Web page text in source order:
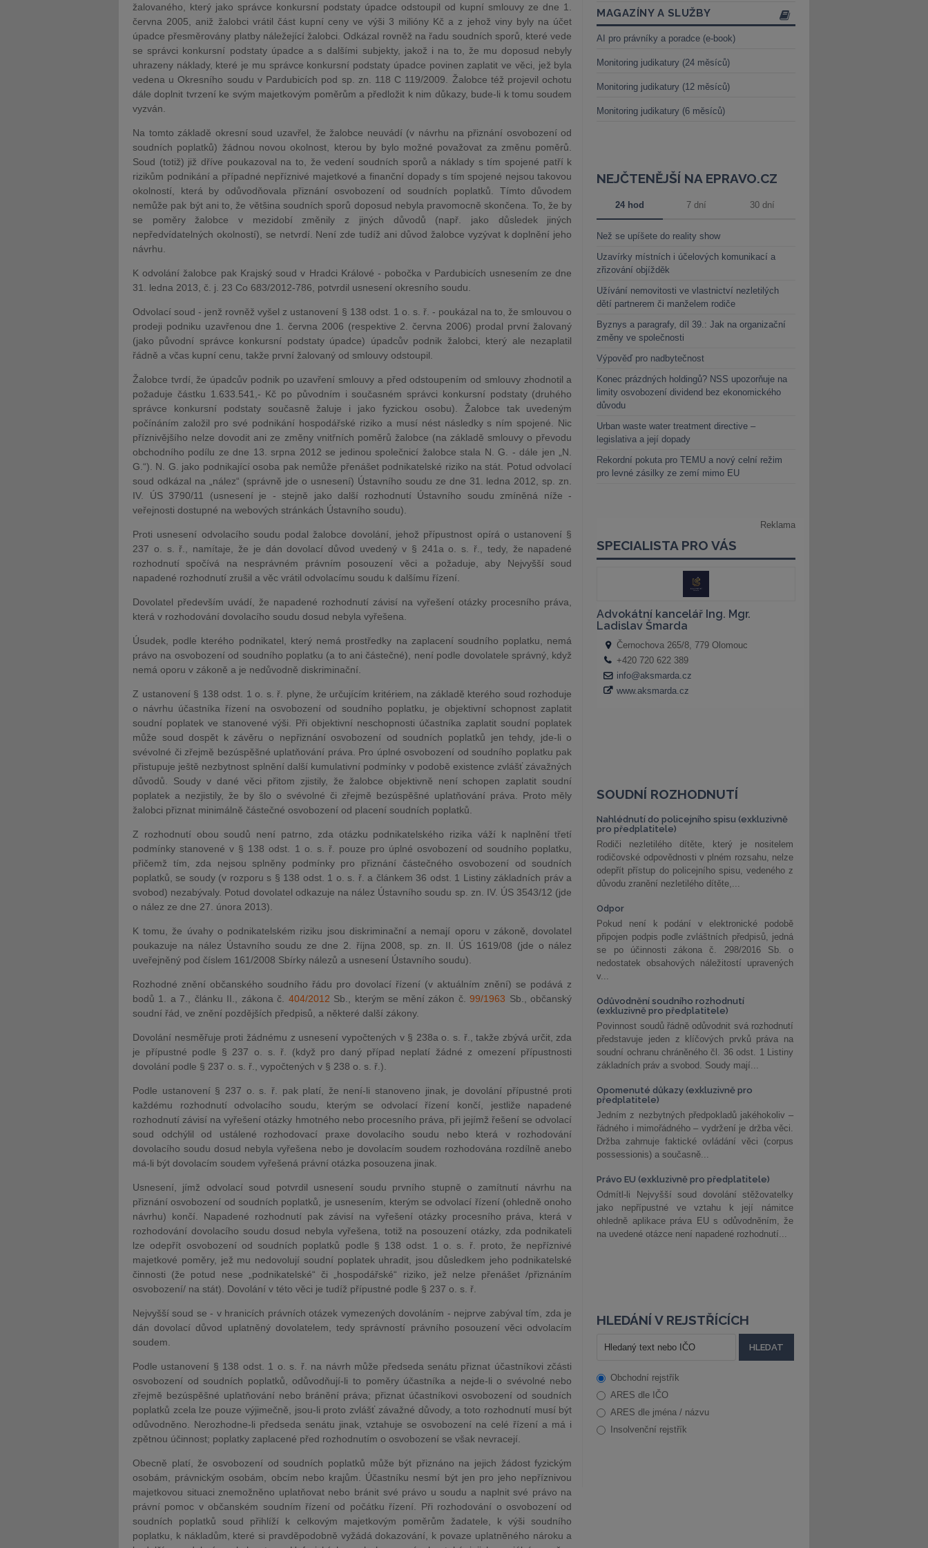
žalovaného, který jako správce konkursní podstaty úpadce odstoupil od kupní smlouvy ze dne 1.
června 2005, aniž žalobci vrátil část kupní ceny ve výši 3 milióny Kč a z jehož viny byly na účet
úpadce přesměrovány platby náležející žalobci. Odkázal rovněž na řadu soudních sporů, které vede
se správci konkursní podstaty úpadce a s dalšími subjekty, jakož i na to, že mu doposud nebyly
uhrazeny náklady, které je mu správce konkursní podstaty úpadce povinen zaplatit ve věci, jež byla
vedena u Okresního soudu v Pardubicích pod sp. zn. 118 C 119/2009. Žalobce též projevil ochotu
dále doplnit tvrzení ke svým majetkovým poměrům a předložit k nim důkazy, bude-li k tomu soudem
vyzván.
Na tomto základě okresní soud uzavřel, že žalobce neuvádí (v návrhu na přiznání osvobození od
soudních poplatků) žádnou novou okolnost, kterou by bylo možné považovat za změnu poměrů.
Soud (totiž) již dříve poukazoval na to, že vedení soudních sporů a náklady s tím spojené patří k
rizikům podnikání a případné nepříznivé majetkové a finanční dopady s tím spojené nejsou takovou
okolností, která by odůvodňovala přiznání osvobození od soudních poplatků. Tímto důvodem
nemůže pak být ani to, že většina soudních sporů doposud nebyla pravomocně skončena. To, že by
se poměry žalobce v mezidobí změnily z jiných důvodů (např. jako důsledek jiných
nepředvídatelných okolností), se netvrdí. Není zde tudíž ani důvod žalobce vyzývat k doplnění jeho
návrhu.
K odvolání žalobce pak Krajský soud v Hradci Králové - pobočka v Pardubicích usnesením ze dne
31. ledna 2013, č. j. 23 Co 683/2012-786, potvrdil usnesení okresního soudu.
Odvolací soud - jenž rovněž vyšel z ustanovení § 138 odst. 1 o. s. ř. - poukázal na to, že smlouvou o
prodeji podniku uzavřenou dne 1. června 2006 (respektive 2. června 2006) prodal první žalovaný
(jako původní správce konkursní podstaty úpadce) úpadcův podnik žalobci, který ale nezaplatil
řádně a včas kupní cenu, takže první žalovaný od smlouvy odstoupil.
Žalobce tvrdí, že úpadcův podnik po uzavření smlouvy a před odstoupením od smlouvy zhodnotil a
požaduje částku 1.633.541,- Kč po původním i současném správci konkursní podstaty (druhého
správce konkursní podstaty současně žaluje i jako fyzickou osobu). Žalobce tak uvedeným
počínáním založil pro své podnikání hospodářské riziko a musí nést následky s ním spojené. Nic
příznivějšího nelze dovodit ani ze změny vnitřních poměrů žalobce (na základě smlouvy o převodu
obchodního podílu ze dne 13. srpna 2012 se jedinou společnicí žalobce stala N. G. - dále jen „N.
G.“). N. G. jako podnikající osoba pak nemůže přenášet podnikatelské riziko na stát. Potud odvolací
soud odkázal na „nález“ (správně jde o usnesení) Ústavního soudu ze dne 31. ledna 2012, sp. zn.
IV. ÚS 3790/11 (usnesení je - stejně jako další rozhodnutí Ústavního soudu zmíněná níže -
veřejnosti dostupné na webových stránkách Ústavního soudu).
Proti usnesení odvolacího soudu podal žalobce dovolání, jehož přípustnost opírá o ustanovení §
237 o. s. ř., namítaje, že je dán dovolací důvod uvedený v § 241a o. s. ř., tedy, že napadené
rozhodnutí spočívá na nesprávném právním posouzení věci a požaduje, aby Nejvyšší soud
napadené rozhodnutí zrušil a věc vrátil odvolacímu soudu k dalšímu řízení.
Dovolatel především uvádí, že napadené rozhodnutí závisí na vyřešení otázky procesního práva,
která v rozhodování dovolacího soudu dosud nebyla vyřešena.
Úsudek, podle kterého podnikatel, který nemá prostředky na zaplacení soudního poplatku, nemá
právo na osvobození od soudního poplatku (a to ani částečné), není podle dovolatele správný, když
nemá oporu v zákoně a je nedůvodně diskriminační.
Z ustanovení § 138 odst. 1 o. s. ř. plyne, že určujícím kritériem, na základě kterého soud rozhoduje
o návrhu účastníka řízení na osvobození od soudního poplatku, je objektivní schopnost zaplatit
soudní poplatek ve stanovené výši. Při objektivní neschopnosti účastníka zaplatit soudní poplatek
může soud dospět k závěru o nepřiznání osvobození od soudních poplatků jen tehdy, jde-li o
svévolné či zřejmě bezúspěšné uplatňování práva. Pro úplné osvobození od soudního poplatku pak
přistupuje ještě nezbytnost splnění další kumulativní podmínky v podobě existence zvlášť závažných
důvodů. Soudy v dané věci přitom zjistily, že žalobce objektivně není schopen zaplatit soudní
poplatek a nezjistily, že by šlo o svévolné či zřejmě bezúspěšné uplatňování práva. Proto měly
žalobci přiznat minimálně částečné osvobození od placení soudních poplatků.
Z rozhodnutí obou soudů není patrno, zda otázku podnikatelského rizika váží k naplnění třetí
podmínky stanovené v § 138 odst. 1 o. s. ř. pouze pro úplné osvobození od soudního poplatku,
přičemž tím, zda nejsou splněny podmínky pro přiznání částečného osvobození od soudních
poplatků, se soudy (v rozporu s § 138 odst. 1 o. s. ř. a článkem 36 odst. 1 Listiny základních práv a
svobod) nezabývaly. Potud dovolatel odkazuje na nález Ústavního soudu sp. zn. IV. ÚS 3543/12 (jde
o nález ze dne 27. února 2013).
K tomu, že úvahy o podnikatelském riziku jsou diskriminační a nemají oporu v zákoně, dovolatel
poukazuje na nález Ústavního soudu ze dne 2. října 2008, sp. zn. II. ÚS 1619/08 (jde o nález
uveřejněný pod číslem 161/2008 Sbírky nálezů a usnesení Ústavního soudu).
Rozhodné znění občanského soudního řádu pro dovolací řízení (v aktuálním znění) se podává z
bodů 1. a 7., článku II., zákona č. 404/2012 Sb., kterým se mění zákon č.99/1963 Sb., občanský
soudní řád, ve znění pozdějších předpisů, a některé další zákony.
Dovolání nesměřuje proti žádnému z usnesení vypočtených v § 238a o. s. ř., takže zbývá určit, zda
je přípustné podle § 237 o. s. ř. (když pro daný případ neplatí žádné z omezení přípustnosti
dovolání podle § 237 o. s. ř., vypočtených v § 238 o. s. ř.).
Podle ustanovení § 237 o. s. ř. pak platí, že není-li stanoveno jinak, je dovolání přípustné proti
každému rozhodnutí odvolacího soudu, kterým se odvolací řízení končí, jestliže napadené
rozhodnutí závisí na vyřešení otázky hmotného nebo procesního práva, při jejímž řešení se odvolací
soud odchýlil od ustálené rozhodovací praxe dovolacího soudu nebo která v rozhodování
dovolacího soudu dosud nebyla vyřešena nebo je dovolacím soudem rozhodována rozdílně anebo
má-li být dovolacím soudem vyřešená právní otázka posouzena jinak.
Usnesení, jímž odvolací soud potvrdil usnesení soudu prvního stupně o zamítnutí návrhu na
přiznání osvobození od soudních poplatků, je usnesením, kterým se odvolací řízení (ohledně onoho
návrhu) končí. Napadené rozhodnutí pak závisí na vyřešení otázky procesního práva, která v
rozhodování dovolacího soudu dosud nebyla vyřešena, totiž na posouzení otázky, zda podnikateli
lze odepřít osvobození od soudních poplatků podle § 138 odst. 1 o. s. ř. proto, že nepříznivé
majetkové poměry, jež mu nedovolují soudní poplatek uhradit, jsou důsledkem jeho podnikatelské
činnosti (že potud nese „podnikatelské“ či „hospodářské“ riziko, jež nelze přenášet /přiznáním
osvobození/ na stát). Dovolání v této věci je tudíž přípustné podle § 237 o. s. ř.
Nejvyšší soud se - v hranicích právních otázek vymezených dovoláním - nejprve zabýval tím, zda je
dán dovolací důvod uplatněný dovolatelem, tedy správností právního posouzení věci odvolacím
soudem.
Podle ustanovení § 138 odst. 1 o. s. ř. na návrh může předseda senátu přiznat účastníkovi zčásti
osvobození od soudních poplatků, odůvodňují-li to poměry účastníka a nejde-li o svévolné nebo
zřejmě bezúspěšné uplatňování nebo bránění práva; přiznat účastníkovi osvobození od soudních
poplatků zcela lze pouze výjimečně, jsou-li proto zvlášť závažné důvody, a toto rozhodnutí musí být
odůvodněno. Nerozhodne-li předseda senátu jinak, vztahuje se osvobození na celé řízení a má i
zpětnou účinnost; poplatky zaplacené před rozhodnutím o osvobození se však nevracejí.
Obecně platí, že osvobození od soudních poplatků může být přiznáno na jejich žádost fyzickým
osobám, právnickým osobám, obcím nebo krajům. Účastníku nesmí být jen pro jeho nepříznivou
majetkovou situaci znemožněno uplatňovat nebo bránit své právo u soudu a naplnit své právo na
právní pomoc v občanském soudním řízení od počátku řízení. Při rozhodování o osvobození od
soudních poplatků soud přihlíží k celkovým majetkovým poměrům žadatele, k výši soudního
poplatku, k nákladům, které si pravděpodobně vyžádá dokazování, k povaze uplatněného nároku a
MAGAZÍNY A SLUŽBY
AI pro právníky a poradce (e-book)
Monitoring judikatury (24 měsíců)
Monitoring judikatury (12 měsíců)
Monitoring judikatury (6 měsíců)
NEJČTENĚJŠÍ NA EPRAVO.CZ
24 hod 7 dní 30 dní
Než se upíšete do reality show
Uzavírky místních i účelových komunikací a
zřizování objížděk
Užívání nemovitosti ve vlastnictví nezletilých
dětí partnerem či manželem rodiče
Byznys a paragrafy, díl 39.: Jak na organizační
změny ve společnosti
Výpověď pro nadbytečnost
Konec prázdných holdingů? NSS upozorňuje na
limity osvobození dividend bez ekonomického
důvodu
Urban waste water treatment directive –
legislativa a její dopady
Rekordní pokuta pro TEMU a nový celní režim
pro levné zásilky ze zemí mimo EU
SOUDNÍ ROZHODNUTÍ
Nahlédnutí do policejního spisu (exkluzivně
pro předplatitele)
Rodiči nezletilého dítěte, který je nositelem
rodičovské odpovědnosti v plném rozsahu, nelze
odepřít přístup do policejního spisu, vedeného z
důvodu zranění nezletilého dítěte,...
Odpor
Pokud není k podání v elektronické podobě
připojen podpis podle zvláštních předpisů, jedná
se po účinnosti zákona č. 298/2016 Sb. o
nedostatek obsahových náležitostí upravených
v...
Odůvodnění soudního rozhodnutí
(exkluzivně pro předplatitele)
Povinnost soudů řádně odůvodnit svá rozhodnutí
představuje jeden z klíčových prvků práva na
soudní ochranu chráněného čl. 36 odst. 1 Listiny
základních práv a svobod. Soudy mají...
Opomenuté důkazy (exkluzivně pro
předplatitele)
Jedním z nezbytných předpokladů jakéhokoliv –
řádného i mimořádného – vydržení je držba věci.
Držba zahrnuje faktické ovládání věci (corpus
possessionis) a současně...
Právo EU (exkluzivně pro předplatitele)
Odmítl-li Nejvyšší soud dovolání stěžovatelky
jako nepřípustné ve vztahu k její námitce
ohledně aplikace práva EU s odůvodněním, že
na uvedené otázce není napadené rozhodnutí...
HLEDÁNÍ V REJSTŘÍCÍCH
Obchodní rejstřík
ARES dle IČO
ARES dle jména / názvu
Insolvenční rejstřík